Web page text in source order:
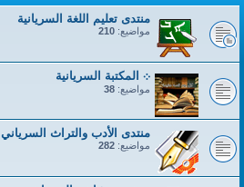
منتدى تعليم اللغة السريانية
مواضيع: 210
܀ المكتبة السريانية
مواضيع: 38
منتدى الأدب والتراث السرياني
مواضيع: 282